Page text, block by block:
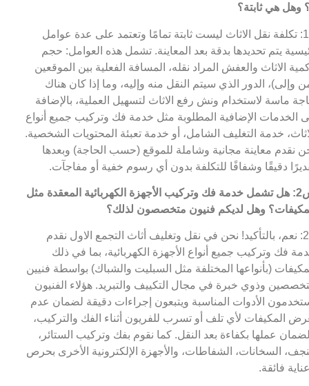
وهل هي ثابتة؟
ج1: تكلفة نقل الاثاث ليست ثابتة تمامًا وتعتمد على عدة عوامل
يتم تحديدها بدقة بعد المعاينة. تشمل هذه العوامل: حجم
الاثاث والعفش المراد نقله، المسافة الفعلية بين الموقعين
وإلى)، الدور الذي سيتم النقل منه وإليه، وما إذا كان هناك
ماسة لاستخدام ونش رفع الاثاث لتسهيل العملية، بالإضافة
الخدمات الإضافية المطلوبة مثل خدمة فك وتركيب جميع أنواع
خدمة التغليف الشامل، أو خدمة تعبئة المحتويات الشخصية.
نقدم معاينة مجانية وشاملة للموقع (حسب الحاجة) وبعدها
دقيقًا وشفافًا للتكلفة بدون أي رسوم خفية أو مفاجآت.
س2: هل تشمل خدمة فك وتركيب الأجهزة الكهربائية المعقدة مثل
وهل لديكم فنيون متخصصون لذلك؟
ج2: نعم، بالتأكيد! نحن في نقل وتغليف أثاث التجمع الاول نقدم
فك وتركيب جميع أنواع الأجهزة الكهربائية، بما في ذلك
(بأنواعها المختلفة مثل السبليت والشباك) بواسطة فنيين
وذوي خبرة في مجال التكييف والتبريد. هؤلاء الفنيون
الأدوات المناسبة ويتبعون إجراءات دقيقة لضمان عدم
المكيفات لأي تلف أو تسرب للفريون أثناء الفك والتركيب،
عملها بكفاءة بعد النقل. كما نقوم بفك وتركيب الستائر،
السخانات، الشفاطات، والأجهزة الإلكترونية الأخرى بحرص
فائقة.